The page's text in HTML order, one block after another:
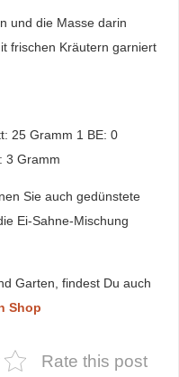
und die Masse darin
frischen Kräutern garniert
25 Gramm 1 BE: 0
3 Gramm
Sie auch gedünstete
Ei-Sahne-Mischung
Garten, findest Du auch
Shop
Rate this post